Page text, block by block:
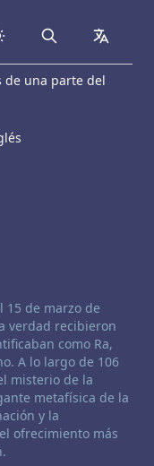
Search
de una parte del
15 de marzo de
verdad recibieron
como Ra,
A lo largo de 106
misterio de la
metafísica de la
y la
ofrecimiento más